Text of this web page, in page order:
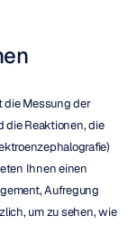
die Messung der
die Reaktionen, die
Ihnen einen
Aufregung
um zu sehen, wie